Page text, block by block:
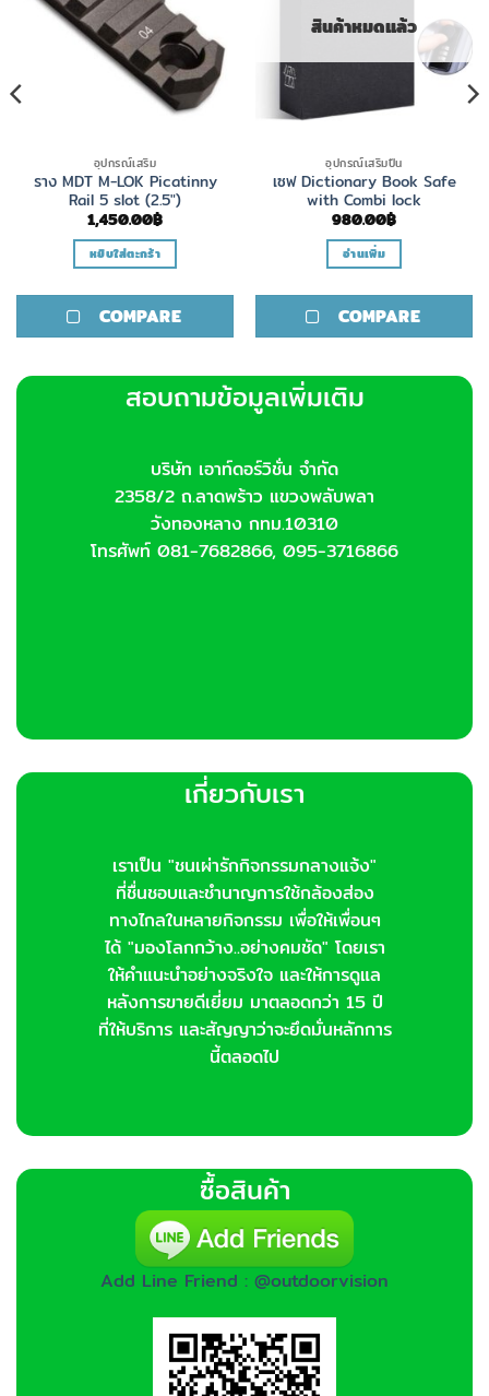
อุปกรณ์เสริม
ราง MDT M-LOK Picatinny
Rail 5 slot (2.5″)
1,450.00฿
หยิบใส่ตะกร้า
COMPARE
สินค้าหมดแล้ว
อุปกรณ์เสริมปืน
เซฟ Dictionary Book Safe
with Combi lock
980.00฿
อ่านเพิ่ม
COMPARE
สอบถามข้อมูลเพิ่มเติม
บริษัท เอาท์ดอร์วิชั่น จำกัด
2358/2 ถ.ลาดพร้าว แขวงพลับพลา
วังทองหลาง กทม.10310
โทรศัพท์ 081-7682866, 095-3716866
เกี่ยวกับเรา
เราเป็น "ชนเผ่ารักกิจกรรมกลางแจ้ง"
ที่ชื่นชอบและชำนาญการใช้กล้องส่อง
ทางไกลในหลายกิจกรรม เพื่อให้เพื่อนๆ
ได้ "มองโลกกว้าง..อย่างคมชัด" โดยเรา
ให้คำแนะนำอย่างจริงใจ และให้การดูแล
หลังการขายดีเยี่ยม มาตลอดกว่า 15 ปี
ที่ให้บริการ และสัญญาว่าจะยึดมั่นหลักการ
นี้ตลอดไป
ซื้อสินค้า
Add Line Friend : @outdoorvision